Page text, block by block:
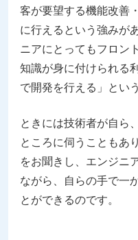
客が要望する機能改善
に行えるという強みが
ニアにとってもフロン
知識が身に付けられる
で開発を行える」とい
ときには技術者が自ら
ところに伺うこともあ
をお聞きし、エンジニ
ながら、自らの手で一
とができるのです。